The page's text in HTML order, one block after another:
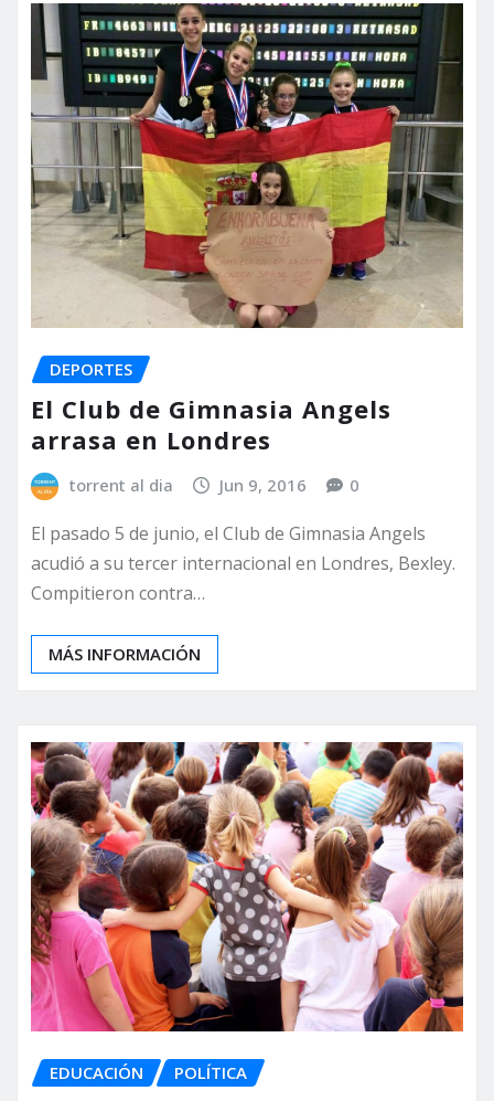
DEPORTES
El Club de Gimnasia Angels
arrasa en Londres
torrent al dia Jun 9, 2016 0
El pasado 5 de junio, el Club de Gimnasia Angels
acudió a su tercer internacional en Londres, Bexley.
Compitieron contra…
MÁS INFORMACIÓN
EDUCACIÓN POLÍTICA